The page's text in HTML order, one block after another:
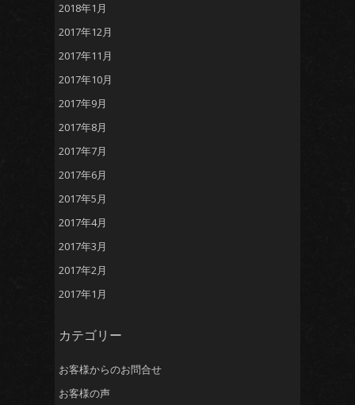
2018年1月
2017年12月
2017年11月
2017年10月
2017年9月
2017年8月
2017年7月
2017年6月
2017年5月
2017年4月
2017年3月
2017年2月
2017年1月
カテゴリー
お客様からのお問合せ
お客様の声